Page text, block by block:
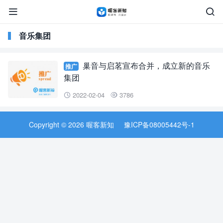


音乐集团
推广
巢音与启茗宣布合并，成立新的音乐
集团
 2022-02-04  3786
Copyright © 2026 喔客新知 豫ICP备08005442号-1